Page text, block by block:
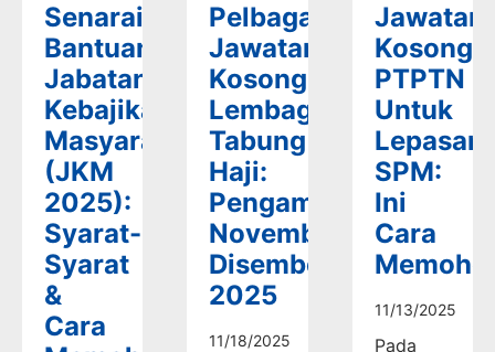
Senarai
Bantuan
Jabatan
Kebajikan
Masyarakat
(JKM
2025):
Syarat-
Syarat
&
Cara
Pelbagai
Jawatan
Kosong
Lembaga
Tabung
Haji:
Pengambilan
November-
Disember
2025
11/18/2025
Jawatan
Kosong
PTPTN
Untuk
Lepasan
SPM:
Ini
Cara
11/13/2025
Pada